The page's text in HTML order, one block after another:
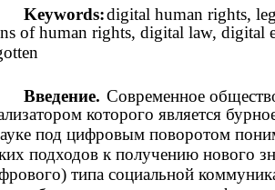
Keywords:digital human rights,
of human rights, digital law, digital
Введение. Современное
которого является
под цифровым поворотом
подходов к получению нового
типа социальной